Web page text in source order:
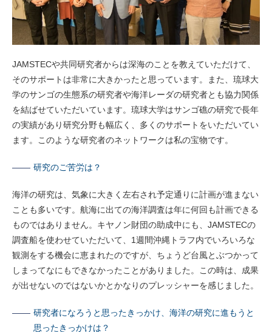
JAMSTECや共同研究者からは深海のことを教えていただけて、
そのサポートは非常に大きかったと思っています。また、琉球大
学のサンゴの生態系の研究者や海洋レーダの研究者とも協力関係
を結ばせていただいています。琉球大学はサンゴ礁の研究で長年
の実績があり研究分野も幅広く、多くのサポートをいただいてい
ます。このような研究者のネットワークは私の宝物です。
研究のご苦労は？
海洋の研究は、気象に大きく左右され予定通りに計画が進まない
ことも多いです。航海に出ての海洋調査は年に何回も計画できる
ものではありません。キヤノン財団の助成中にも、JAMSTECの
調査船を使わせていただいて、1週間沖縄トラフ内でいろいろな
観測をする機会に恵まれたのですが、ちょうど台風とぶつかって
しまってなにもできなかったことがありました。この時は、成果
が出せないのではないかとかなりのプレッシャーを感じました。
研究者になろうと思ったきっかけ、海洋の研究に進もうと
思ったきっかけは？